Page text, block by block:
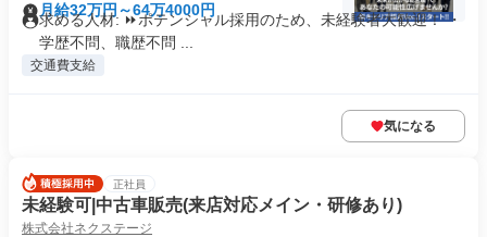
月給32万円～64万4000円
求める人材: ⏩️ポテンシャル採用のため、未経験者大歓迎！ ・
学歴不問、職歴不問 ...
交通費支給
気になる
正社員
未経験可|中古車販売(来店対応メイン・研修あり)
株式会社ネクステージ